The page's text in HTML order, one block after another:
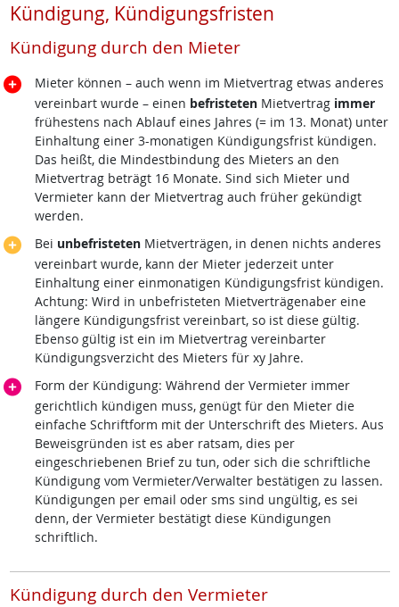
Kündigung, Kündigungsfristen
Kündigung durch den Mieter
Mieter können – auch wenn im Mietvertrag etwas anderes
vereinbart wurde – einen befristetenMietvertrag immer
frühestens nach Ablauf eines Jahres (= im 13. Monat) unter
Einhaltung einer 3-monatigen Kündigungsfrist kündigen.
Das heißt, die Mindestbindung des Mieters an den
Mietvertrag beträgt 16 Monate. Sind sich Mieter und
Vermieter kann der Mietvertrag auch früher gekündigt
werden.
Bei unbefristeten Mietverträgen, in denen nichts anderes
vereinbart wurde, kann der Mieter jederzeit unter
Einhaltung einer einmonatigen Kündigungsfrist kündigen.
Achtung: Wird in unbefristeten Mietverträgenaber eine
längere Kündigungsfrist vereinbart, so ist diese gültig.
Ebenso gültig ist ein im Mietvertrag vereinbarter
Kündigungsverzicht des Mieters für xy Jahre.
Form der Kündigung: Während der Vermieter immer
gerichtlich kündigen muss, genügt für den Mieter die
einfache Schriftform mit der Unterschrift des Mieters. Aus
Beweisgründen ist es aber ratsam, dies per
eingeschriebenen Brief zu tun, oder sich die schriftliche
Kündigung vom Vermieter/Verwalter bestätigen zu lassen.
Kündigungen per email oder sms sind ungültig, es sei
denn, der Vermieter bestätigt diese Kündigungen
schriftlich.
Kündigung durch den Vermieter